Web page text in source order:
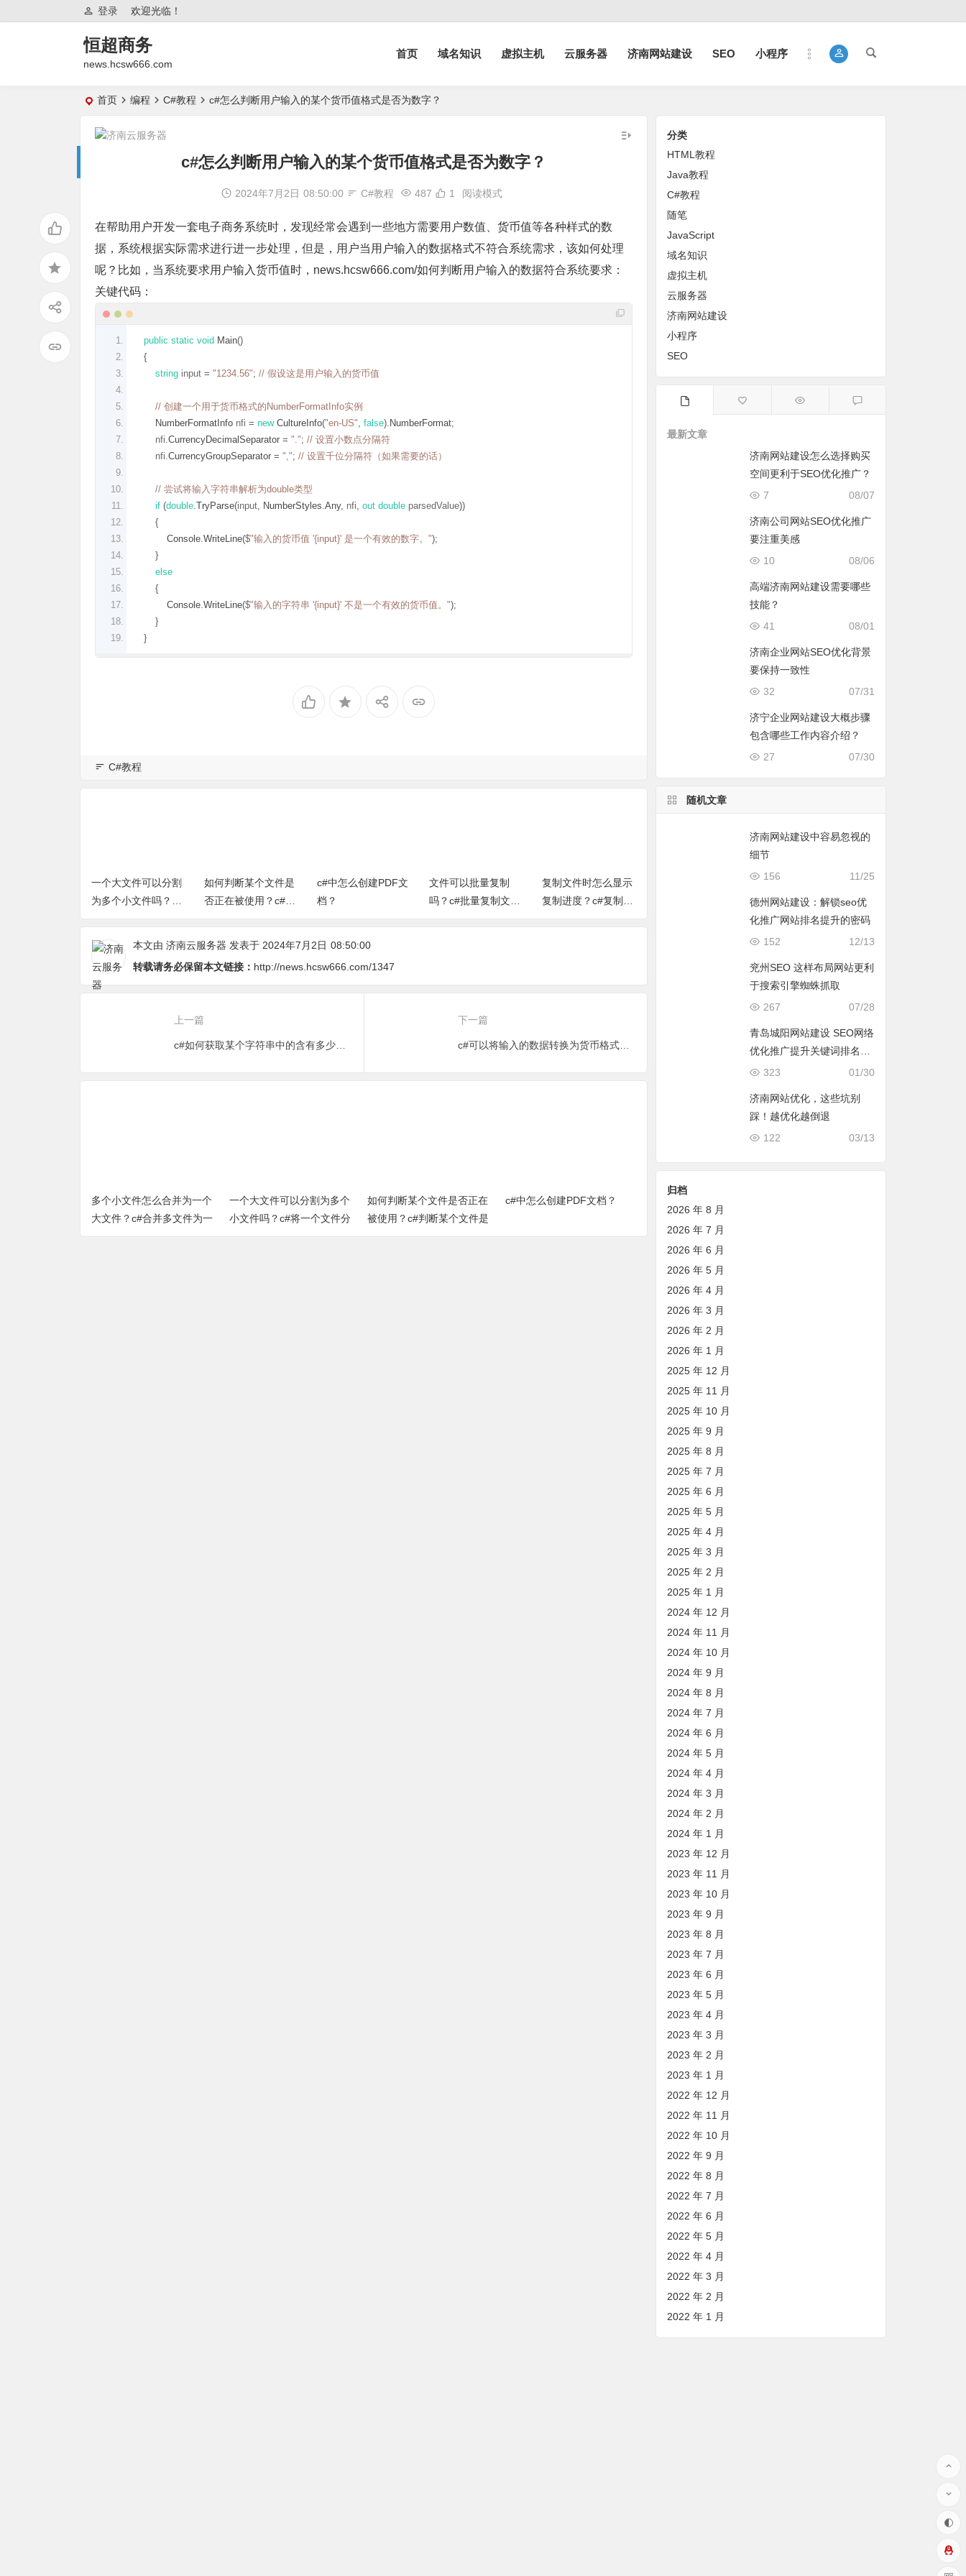
欢迎光临！
登录
恒超商务
news.hcsw666.com
首页 域名知识 虚拟主机 云服务器 济南网站建设 SEO 小程序
首页 编程 C#教程 c#怎么判断用户输入的某个货币值格式是否为数字？
c#怎么判断用户输入的某个货币值格式是否为数字？
2024年7月2日 08:50:00 C#教程 487 1 阅读模式
在帮助用户开发一套电子商务系统时，发现经常会遇到一些地方需要用户数值、货币值等各种样式的数
据，系统根据实际需求进行进一步处理，但是，用户当用户输入的数据格式不符合系统需求，该如何处理
呢？比如，当系统要求用户输入货币值时，news.hcsw666.com/如何判断用户输入的数据符合系统要求：
关键代码：
public static void Main()
{
string input = "1234.56"; // 假设这是用户输入的货币值
// 创建一个用于货币格式的NumberFormatInfo实例
NumberFormatInfo nfi = new CultureInfo("en-US" false). NumberFormat;
        nfi
CurrencyDecimalSeparator = "."; // 设置小数点分隔符
        nfi
CurrencyGroupSeparator = ","; // 设置千位分隔符（如果需要的话）
// 尝试将输入字符串解析为double类型
if (double TryParse(input NumberStyles Any, nfi out double parsedValue))
{
Console WriteLine($"输入的货币值 '{input}' 是一个有效的数字。");
}
else
{
Console WriteLine($"输入的字符串 '{input}' 不是一个有效的货币值。");
}
}
C#教程
一个大文件可以分割
为多个小文件吗？c#
将一个文件分割为多
如何判断某个文件是
否正在被使用？c#判
断某个文件是否被占
码）
c#中怎么创建PDF文
档？
文件可以批量复制
吗？c#批量复制文件
显示进度条示例代码
复制文件时怎么显示
复制进度？c#复制文
件时显示复制进度源
文件名称可以批量更
改吗？c#实现文件批
量更名方法（完整源
文件及目录的名字可
以修改吗？c#修改文
件及目录名字完整源
c#如何编写代码实现
修改文件属性？
本文由 济南云服务器 发表于 2024年7月2日 08:50:00
转载请务必保留本文链接： http://news.hcsw666.com/1347
上一篇 下一篇
c#可以将输入的数据转换为货币格式吗？如何编写代码
多个小文件怎么合并为一个
大文件？c#合并多文件为一
个文件（完整源代码）
一个大文件可以分割为多个
小文件吗？c#将一个文件分
割为多个小文件小方法
如何判断某个文件是否正在
被使用？c#判断某个文件是
否被占用方法（完整源代
c#中怎么创建PDF文档？
分类
HTML教程
Java教程
C#教程
随笔
JavaScript
域名知识
虚拟主机
云服务器
济南网站建设
小程序
SEO
最新文章
济南网站建设怎么选择购买
空间更利于SEO优化推广？
08/07
7
济南公司网站SEO优化推广
要注重美感
08/06
10
高端济南网站建设需要哪些
技能？
08/01
41
济南企业网站SEO优化背景
要保持一致性
07/31
32
济宁企业网站建设大概步骤
包含哪些工作内容介绍？
07/30
27
随机文章
济南网站建设中容易忽视的
细节
11/25
156
德州网站建设：解锁seo优
化推广网站排名提升的密码
12/13
152
兖州SEO 这样布局网站更利
于搜索引擎蜘蛛抓取
07/28
267
青岛城阳网站建设 SEO网络
优化推广提升关键词排名3
个小建议
01/30
323
济南网站优化，这些坑别
踩！越优化越倒退
03/13
122
归档
2026 年 8 月
2026 年 7 月
2026 年 6 月
2026 年 5 月
2026 年 4 月
2026 年 3 月
2026 年 2 月
2026 年 1 月
2025 年 12 月
2025 年 11 月
2025 年 10 月
2025 年 9 月
2025 年 8 月
2025 年 7 月
2025 年 6 月
2025 年 5 月
2025 年 4 月
2025 年 3 月
2025 年 2 月
2025 年 1 月
2024 年 12 月
2024 年 11 月
2024 年 10 月
2024 年 9 月
2024 年 8 月
2024 年 7 月
2024 年 6 月
2024 年 5 月
2024 年 4 月
2024 年 3 月
2024 年 2 月
2024 年 1 月
2023 年 12 月
2023 年 11 月
2023 年 10 月
2023 年 9 月
2023 年 8 月
2023 年 7 月
2023 年 6 月
2023 年 5 月
2023 年 4 月
2023 年 3 月
2023 年 2 月
2023 年 1 月
2022 年 12 月
2022 年 11 月
2022 年 10 月
2022 年 9 月
2022 年 8 月
2022 年 7 月
2022 年 6 月
2022 年 5 月
2022 年 4 月
2022 年 3 月
2022 年 2 月
2022 年 1 月